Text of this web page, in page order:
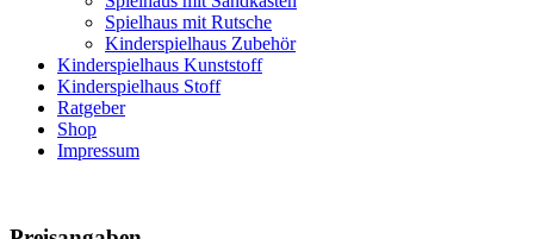
Spielhaus mit Rutsche
Kinderspielhaus Zubehör
Kinderspielhaus Kunststoff
Kinderspielhaus Stoff
Ratgeber
Shop
Impressum